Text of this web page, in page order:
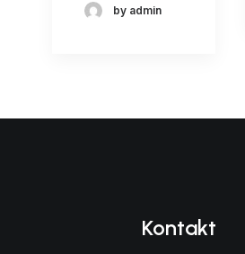
by admin
Kontakt